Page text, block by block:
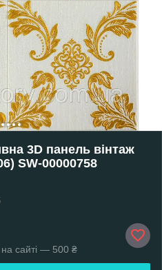
3D панель вінтаж
SW-00000758
сайті — 500 ₴